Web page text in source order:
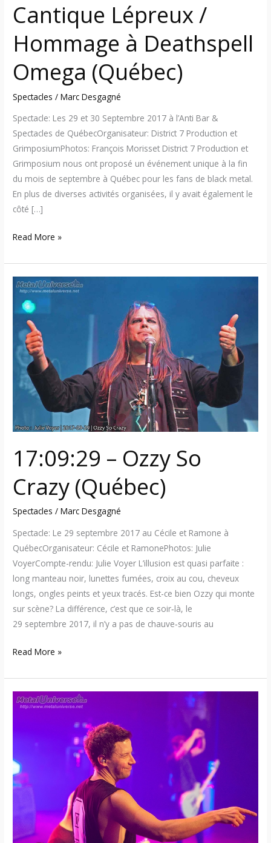
Cantique Lépreux /
Hommage à Deathspell
Omega (Québec)
Spectacles /Marc Desgagné
Spectacle: Les 29 et 30 Septembre 2017 à l’Anti Bar &
Spectacles de QuébecOrganisateur: District 7 Production et
GrimposiumPhotos: François Morisset District 7 Production et
Grimposium nous ont proposé un événement unique à la fin
du mois de septembre à Québec pour les fans de black metal.
En plus de diverses activités organisées, il y avait également le
côté […]
Read More »
17:09:29 – Ozzy So
Crazy (Québec)
Spectacles /Marc Desgagné
Spectacle: Le 29 septembre 2017 au Cécile et Ramone à
QuébecOrganisateur: Cécile et RamonePhotos: Julie
VoyerCompte-rendu: Julie Voyer L’illusion est quasi parfaite :
long manteau noir, lunettes fumées, croix au cou, cheveux
longs, ongles peints et yeux tracés. Est-ce bien Ozzy qui monte
sur scène? La différence, c’est que ce soir‑là, le
29 septembre 2017, il n’y a pas de chauve‑souris au
17:09:29
Ozzy
So
Crazy
(Québec)
Read More »
17:09:19
/
Courage
My
Selfish